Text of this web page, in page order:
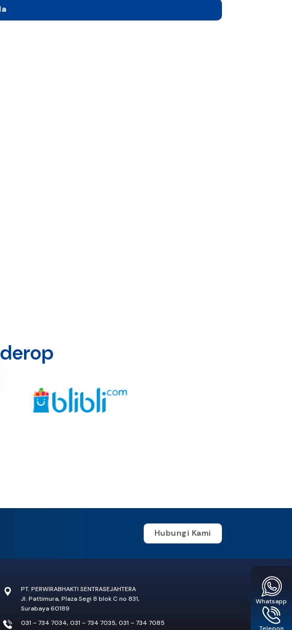
Whatsapp
Hubungi Kami
PT. PERWIRABHAKTI SENTRASEJAHTERA
Jl. Pattimura, Plaza Segi 8 blok C no 831,
Surabaya 60189
031 – 734 7034,031 – 734 7035,031 – 734 7085